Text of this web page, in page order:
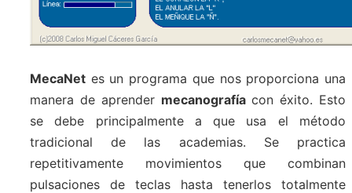
MecaNet es un programa que nos proporciona una
manera de aprender mecanografíacon éxito. Esto
se debe principalmente a que usa el método
tradicional de las academias. Se practica
repetitivamente movimientos que combinan
pulsaciones de teclas hasta tenerlos totalmente